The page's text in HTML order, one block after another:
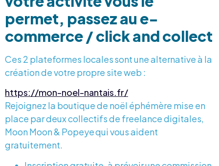
permet, passez au e-
commerce / click and collect
Ces 2 plateformes locales sont une alternative à la
création de votre propre site web :
https://mon-noel-nantais.fr/
Rejoignez la boutique de noël éphémère mise en
place par deux collectifs de freelance digitales,
Moon Moon & Popeye qui vous aident
gratuitement.